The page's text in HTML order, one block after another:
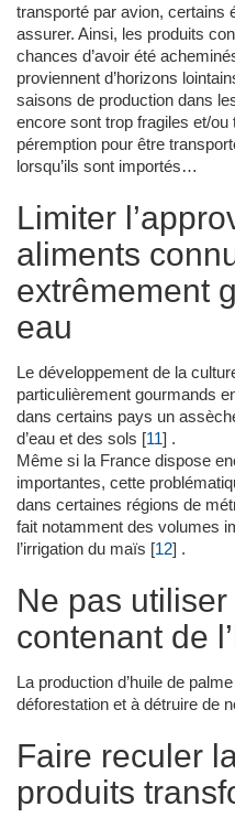
transporté par avion, certains
assurer. Ainsi, les produits
chances d’avoir été
proviennent d’horizons
saisons de production dans
encore sont trop fragiles et/
péremption pour être
lorsqu’ils sont importés…
Limiter
aliments
extrêmement
eau
Le développement de la
particulièrement gourmands
dans certains pays un
d’eau et des sols [11] .
Même si la France dispose
importantes, cette
dans certaines régions de
fait notamment des volumes
l’irrigation du maïs [12] .
Ne pas utiliser
contenant de
La production d’huile de
déforestation et à détruire de
Faire reculer
produits